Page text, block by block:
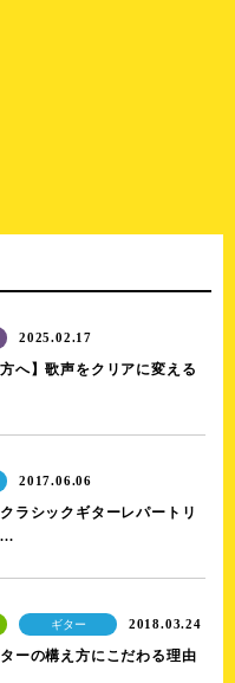
2025.02.17
方へ】歌声をクリアに変える
2017.06.06
クラシックギターレパートリ
ギター 2018.03.24
ーの構え方にこだわる理由